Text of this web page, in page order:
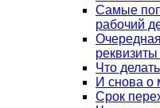
Самые
рабочий
Что
И снова о
Срок